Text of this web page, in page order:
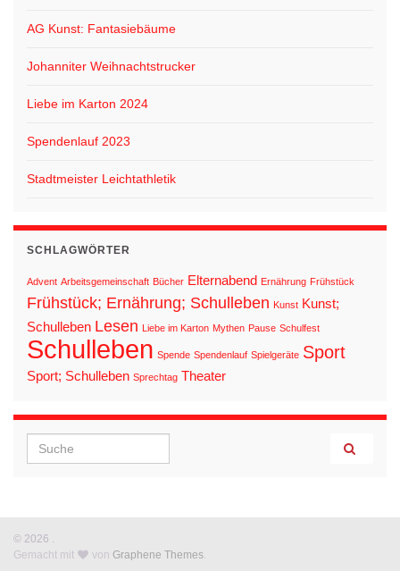
AG Kunst: Fantasiebäume
Johanniter Weihnachtstrucker
Liebe im Karton 2024
Spendenlauf 2023
Stadtmeister Leichtathletik
SCHLAGWÖRTER
Advent Arbeitsgemeinschaft Bücher Elternabend Ernährung Frühstück
Frühstück; Ernährung; Schulleben Kunst Kunst;
Schulleben Lesen Liebe im Karton Mythen Pause Schulfest
Schulleben Spende Spendenlauf Spielgeräte Sport
Sport; Schulleben Sprechtag Theater
Search for:
© 2026 .
Gemacht mit
vonGraphene Themes.